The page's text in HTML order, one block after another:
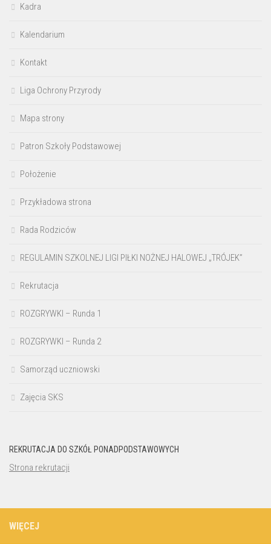
Kadra
Kalendarium
Kontakt
Liga Ochrony Przyrody
Mapa strony
Patron Szkoły Podstawowej
Położenie
Przykładowa strona
Rada Rodziców
REGULAMIN SZKOLNEJ LIGI PIŁKI NOŻNEJ HALOWEJ „TRÓJEK”
Rekrutacja
ROZGRYWKI – Runda 1
ROZGRYWKI – Runda 2
Samorząd uczniowski
Zajęcia SKS
REKRUTACJA DO SZKÓŁ PONADPODSTAWOWYCH
Strona rekrutacji
WIĘCEJ